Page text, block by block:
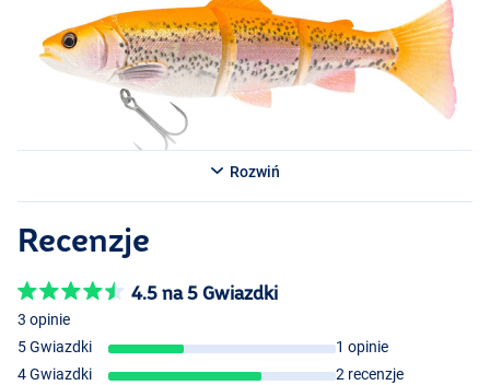
Color Firetiger
- CL Lemon Trout
- CL Rainbow
- Firetiger
Rozwiń
Recenzje
4.5 na 5 Gwiazdki
3 opinie
5 Gwiazdki
1 opinie
4 Gwiazdki
2 recenzje